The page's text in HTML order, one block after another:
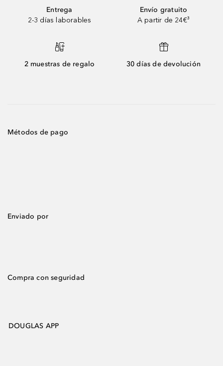
Entrega
2-3 días laborables
Envío gratuito
A partir de 24€³
2 muestras de regalo 30 días de devolución
Métodos de pago
Enviado por
Compra con seguridad
DOUGLAS APP